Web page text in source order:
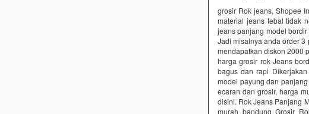
grosir Rok jeans, Shopee
material jeans tebal tidak
jeans panjang model
Jadi misalnya anda order 3
mendapatkan diskon 2000
harga grosir rok Jeans
bagus dan rapi
model payung dan
ecaran dan grosir, harga
disini. Rok Jeans Panjang
murah bandung Grosir